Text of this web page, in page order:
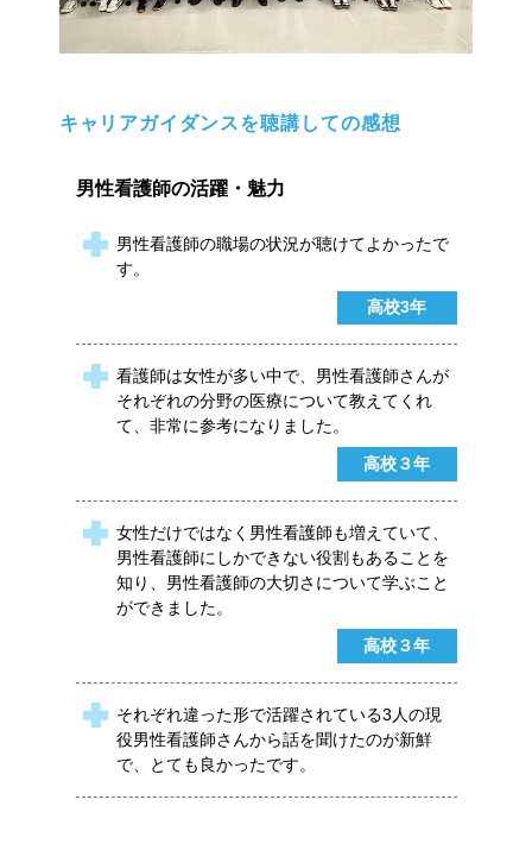
キャリアガイダンスを聴講しての感想
男性看護師の活躍・魅力
男性看護師の職場の状況が聴けてよかったで
す。
高校3年
看護師は女性が多い中で、男性看護師さんが
それぞれの分野の医療について教えてくれ
て、非常に参考になりました。
高校３年
女性だけではなく男性看護師も増えていて、
男性看護師にしかできない役割もあることを
知り、男性看護師の大切さについて学ぶこと
ができました。
高校３年
それぞれ違った形で活躍されている3人の現
役男性看護師さんから話を聞けたのが新鮮
で、とても良かったです。